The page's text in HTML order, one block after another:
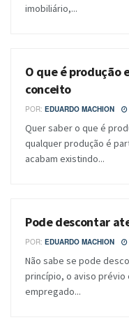
imobiliário,...
BLOG
O que é produção
conceito
POR: EDUARDO MACHION
Quer saber o que é
qualquer produção é
acabam existindo...
BLOG
Pode descontar
POR: EDUARDO MACHION
Não sabe se pode
princípio, o aviso prévio
empregado...